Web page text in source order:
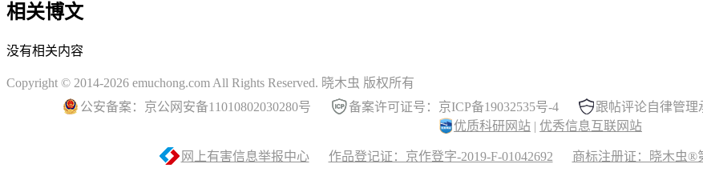
相关博文
没有相关内容
Copyright © 2014-2026 emuchong.com All Rights Reserved. 晓木虫 版权所有
公安备案：京公网安备11010802030280号
备案许可证号：京ICP备19032535号-4
跟帖评论自律管理
优质科研网站 | 优秀信息互联网站
网上有害信息举报中心 作品登记证：京作登字-2019-F-01042692 商标注册证：晓木虫®